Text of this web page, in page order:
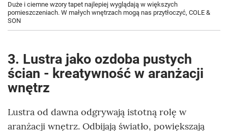
Duże i ciemne wzory tapet najlepiej wyglądają w większych
pomieszczeniach. W małych wnętrzach mogą nas przytłoczyć, COLE &
SON
3. Lustra jako ozdoba pustych
ścian - kreatywność w aranżacji
wnętrz
Lustra od dawna odgrywają istotną rolę w
aranżacji wnętrz. Odbijają światło, powiększają